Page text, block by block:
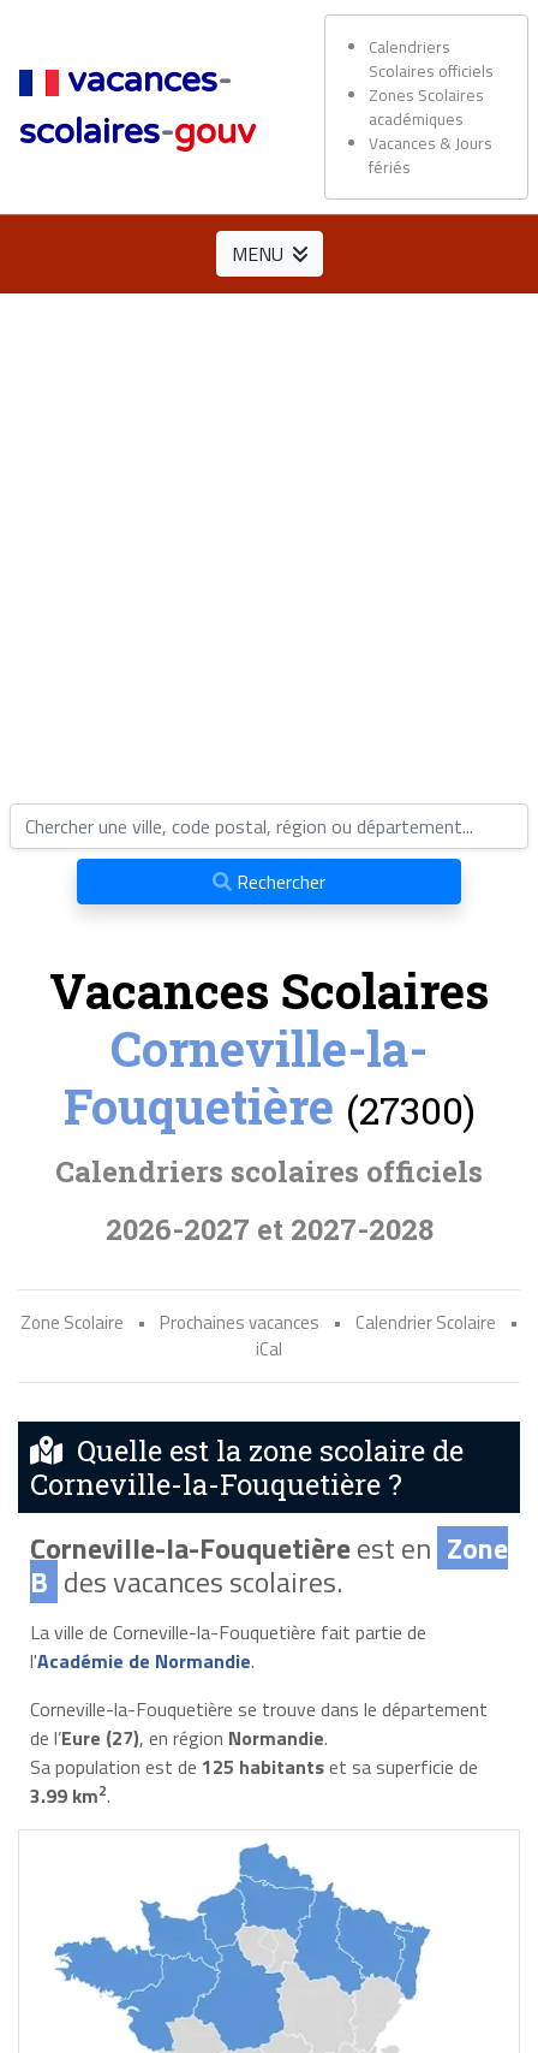
vacances-
scolaires-gouv
Calendriers
Scolaires officiels
Zones Scolaires
académiques
Vacances & Jours
fériés
MENU
Rechercher
Vacances Scolaires
Corneville-la-
Fouquetière (27300)
Calendriers scolaires officiels
2026-2027 et 2027-2028
Zone Scolaire • Prochaines vacances • Calendrier Scolaire
•
iCal
Quelle est la zone scolaire de
Corneville-la-Fouquetière ?
Corneville-la-Fouquetièreest en Zone
B des vacances scolaires.
La ville de Corneville-la-Fouquetière fait partie de
l'Académie de Normandie.
Corneville-la-Fouquetière se trouve dans le département
de l’Eure (27), en région Normandie.
Sa population est de 125 habitantset sa superficie de
3.99 km2.